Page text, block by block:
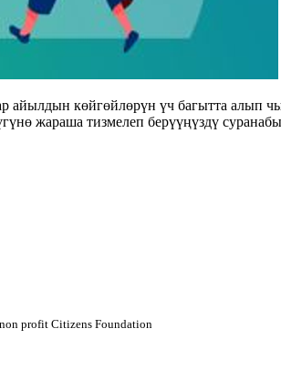
айылдын көйгөйлөрүн үч багытта алып
жараша тизмелеп берүүңүздү
profit Citizens Foundation